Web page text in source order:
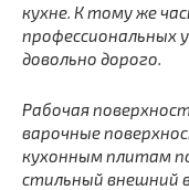
кухне. К тому же
профессиональных
довольно дорого.
Рабочая
варочные
кухонным плитам
стильный внешний